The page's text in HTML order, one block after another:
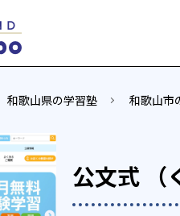
和歌山県の学習塾 和歌山市
公文式 （